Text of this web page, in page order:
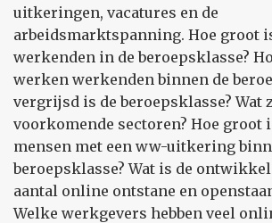
uitkeringen, vacatures en de
arbeidsmarktspanning. Hoe groot
werkenden in de beroepsklasse?
werken werkenden binnen de
vergrijsd is de beroepsklasse? Wat
voorkomende sectoren? Hoe groot
mensen met een ww-uitkering
beroepsklasse? Wat is de
aantal online ontstane en
Welke werkgevers hebben veel